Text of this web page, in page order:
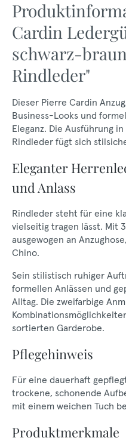
Cardin
schwarz-
Rindleder"
Dieser Pierre Cardin
Business-Looks und
Eleganz. Die Ausführung
Rindleder fügt sich
Eleganter
und Anlass
Rindleder steht für eine
vielseitig tragen lässt. Mit
ausgewogen an
Chino.
Sein stilistisch ruhiger
formellen Anlässen und
Alltag. Die zweifarbige
sortierten Garderobe.
Pflegehinweis
Für eine dauerhaft
trockene, schonende
mit einem weichen Tuch
Produktmerkmale